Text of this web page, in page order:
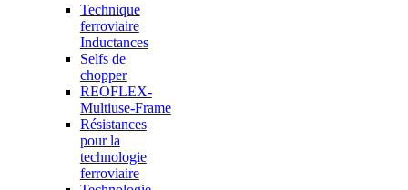
Technique
ferroviaire
Inductances
Selfs de
chopper
REOFLEX-
Multiuse-Frame
Résistances
pour la
technologie
ferroviaire